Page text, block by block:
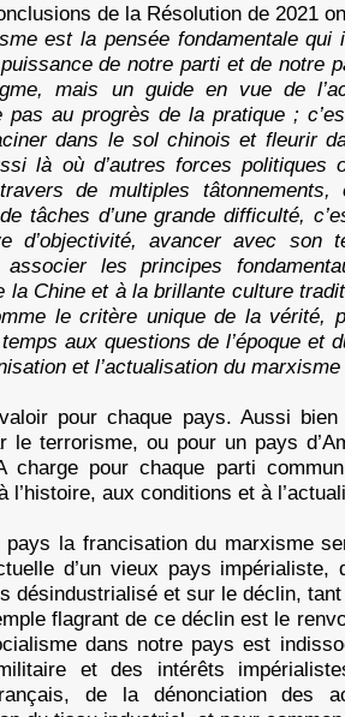
de la Résolution de 2021
est la pensée fondamentale qui
de notre parti et de notre
mais un guide en vue de
pas au progrès de la pratique ;
dans le sol chinois et fleurir
là où d’autres forces politiques
de multiples
tâches d’une grande difficulté,
d’objectivité, avancer avec son
associer les principes
la Chine et à la brillante culture
le critère unique de la vérité,
aux questions de l’époque et
et l’actualisation du marxisme
pour chaque pays. Aussi
le terrorisme, ou pour un pays
charge pour chaque parti
l’histoire, aux conditions et à
pays la francisation du marxisme
d’un vieux pays impérialiste,
désindustrialisé et sur le déclin,
flagrant de ce déclin est le
dans notre pays est
et des intérêts
de la dénonciation des